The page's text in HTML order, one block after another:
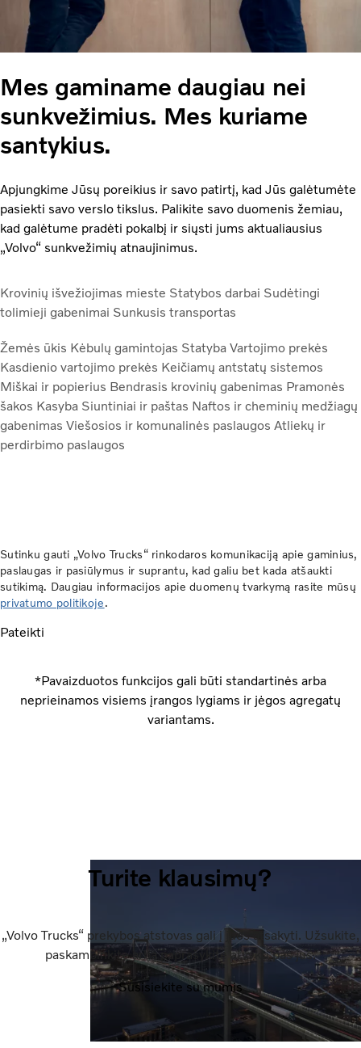
Mes gaminame daugiau nei
sunkvežimius. Mes kuriame
santykius.
Apjungkime Jūsų poreikius ir savo patirtį, kad Jūs galėtumėte
pasiekti savo verslo tikslus. Palikite savo duomenis žemiau,
kad galėtume pradėti pokalbį ir siųsti jums aktualiausius
„Volvo“ sunkvežimių atnaujinimus.
Krovinių išvežiojimas mieste Statybos darbai Sudėtingi
tolimieji gabenimai Sunkusis transportas
Žemės ūkis Kėbulų gamintojas Statyba Vartojimo prekės
Kasdienio vartojimo prekės Keičiamų antstatų sistemos
Miškai ir popierius Bendrasis krovinių gabenimas Pramonės
šakos Kasyba Siuntiniai ir paštas Naftos ir cheminių medžiagų
gabenimas Viešosios ir komunalinės paslaugos Atliekų ir
perdirbimo paslaugos
Sutinku gauti „Volvo Trucks“ rinkodaros komunikaciją apie gaminius,
paslaugas ir pasiūlymus ir suprantu, kad galiu bet kada atšaukti
sutikimą. Daugiau informacijos apie duomenų tvarkymą rasite mūsų
privatumo politikoje.
Pateikti
*Pavaizduotos funkcijos gali būti standartinės arba
neprieinamos visiems įrangos lygiams ir jėgos agregatų
variantams.
Turite klausimų?
„Volvo Trucks“ prekybos atstovas gali į juos atsakyti. Užsukite,
paskambinkite arba paprašykite atvykti pas jus.
Susisiekite su mumis